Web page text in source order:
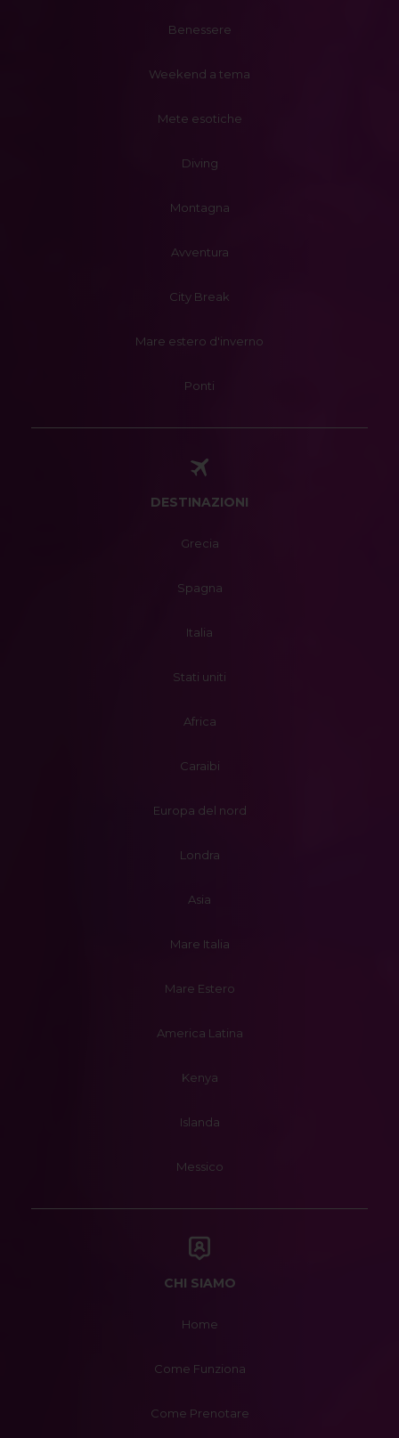
Benessere
Weekend a tema
Mete esotiche
Diving
Montagna
Avventura
City Break
Mare estero d'inverno
Ponti
DESTINAZIONI
Grecia
Spagna
Italia
Stati uniti
Africa
Caraibi
Europa del nord
Londra
Asia
Mare Italia
Mare Estero
America Latina
Kenya
Islanda
Messico
CHI SIAMO
Home
Come Funziona
Come Prenotare